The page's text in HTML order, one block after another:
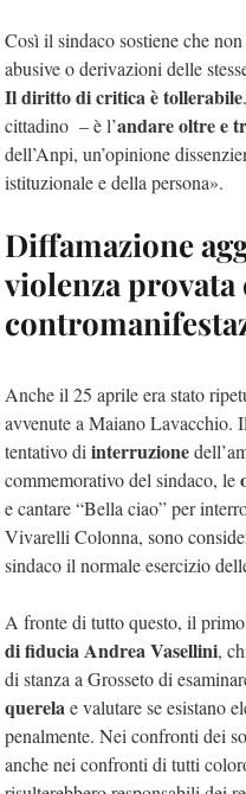
Così il sindaco sostiene che
abusive o derivazioni delle
Il diritto di critica è tollerabile
cittadino – è l’andare oltre e
dell’Anpi, un’opinione
istituzionale e della persona».
Diffamazione
violenza provata
Anche il 25 aprile era stato
avvenute a Maiano Lavacchio. Il
tentativo di interruzione
commemorativo del sindaco, le
e cantare “Bella ciao” per
Vivarelli Colonna, sono
sindaco il normale esercizio
A fronte di tutto questo, il
di fiducia Andrea Vasellini,
di stanza a Grosseto di
querelae valutare se esistano
penalmente. Nei confronti dei
anche nei confronti di tutti